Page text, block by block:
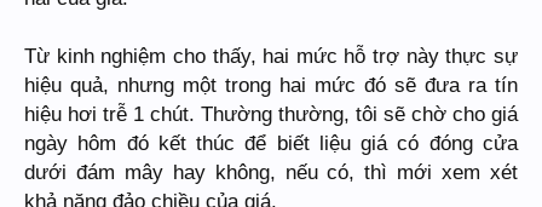
Từ kinh nghiệm cho thấy, hai mức hỗ trợ này thực sự
hiệu quả, nhưng một trong hai mức đó sẽ đưa ra tín
hiệu hơi trễ 1 chút. Thường thường, tôi sẽ chờ cho giá
ngày hôm đó kết thúc để biết liệu giá có đóng cửa
dưới đám mây hay không, nếu có, thì mới xem xét
khả năng đảo chiều của giá.